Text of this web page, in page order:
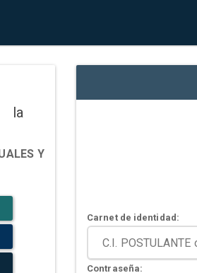
la
Y
Carnet de identidad:
Contraseña: